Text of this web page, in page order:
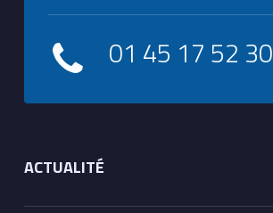
01 45 17 52 30
ACTUALITÉ